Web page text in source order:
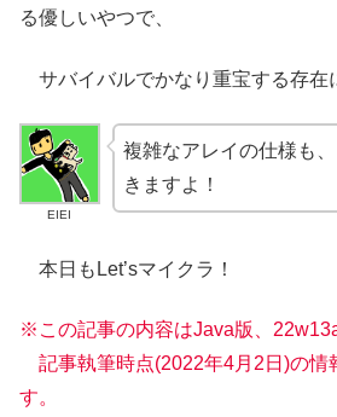
る優しいやつで、
サバイバルでかなり重宝する存在
EIEI
複雑なアレイの仕様も
きますよ！
本日もLet’sマイクラ！
※この記事の内容はJava版、
記事執筆時点(2022年4月2日)の情
す。